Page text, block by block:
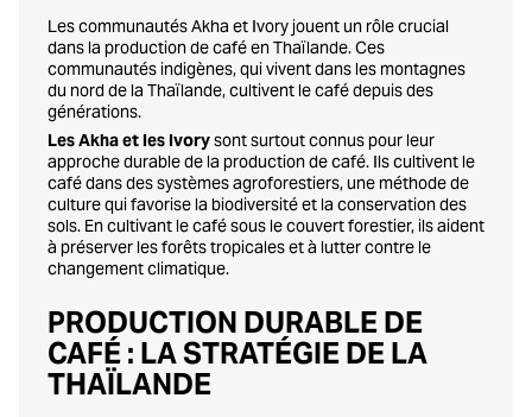
Les communautés Akha et Ivory jouent un rôle crucial
dans la production de café en Thaïlande. Ces
communautés indigènes, qui vivent dans les montagnes
du nord de la Thaïlande, cultivent le café depuis des
générations.
Les Akha et les Ivorysont surtout connus pour leur
approche durable de la production de café. Ils cultivent le
café dans des systèmes agroforestiers, une méthode de
culture qui favorise la biodiversité et la conservation des
sols. En cultivant le café sous le couvert forestier, ils aident
à préserver les forêts tropicales et à lutter contre le
changement climatique.
PRODUCTION DURABLE DE
CAFÉ : LA STRATÉGIE DE LA
THAÏLANDE